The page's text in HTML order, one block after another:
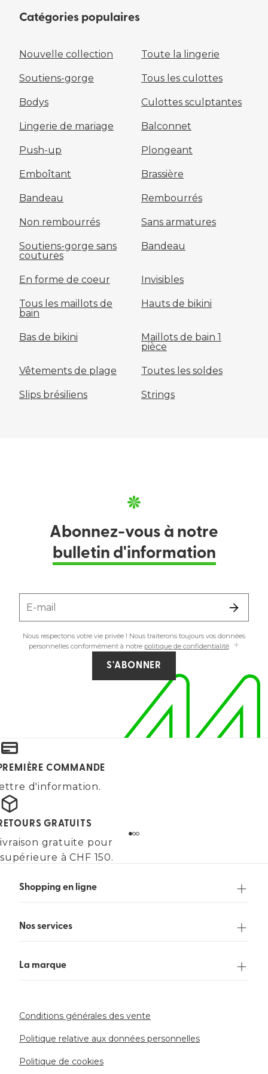
Catégories populaires
Nouvelle collection Toute la lingerie
Soutiens-gorge Tous les culottes
Bodys Culottes sculptantes
Lingerie de mariage Balconnet
Push-up Plongeant
Emboîtant Brassière
Bandeau Rembourrés
Non rembourrés Sans armatures
Soutiens-gorge sans
coutures
Bandeau
En forme de coeur Invisibles
Tous les maillots de
bain
Hauts de bikini
Bas de bikini
Maillots de bain 1
pièce
Vêtements de plage Toutes les soldes
Slips brésiliens Strings
Abonnez-vous à notre
bulletin d'information
E-mail
Nous respectons votre vie privée ! Nous traiterons toujours vos données
personnelles conformément à notre politique de confidentialité.
S'ABONNER
COMMANDE
d'information.
GRATUITS
gratuite pour
à CHF 150.
Shopping en ligne
Nos services
La marque
Conditions générales des vente
Politique relative aux données personnelles
Politique de cookies